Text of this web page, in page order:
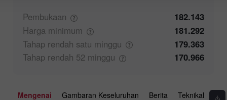
Pembukaan
182.143
Harga minimum
181.292
Tahap rendah satu minggu
179.363
Tahap rendah 52 minggu 170.966
Mengenai Gambaran Keseluruhan Berita Teknikal